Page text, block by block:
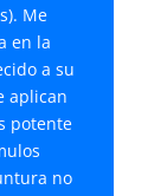
Me
en la
a su
aplican
potente
no